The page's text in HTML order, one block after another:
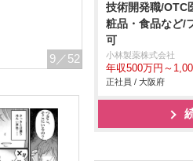
9 ／52
技術開発職/OTC
粧品・食品など/
可
小林製薬株式会社
年収500万円～
正社員 / 大阪府